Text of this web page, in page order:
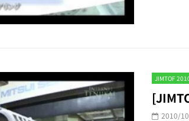
JIMTOF
2010/